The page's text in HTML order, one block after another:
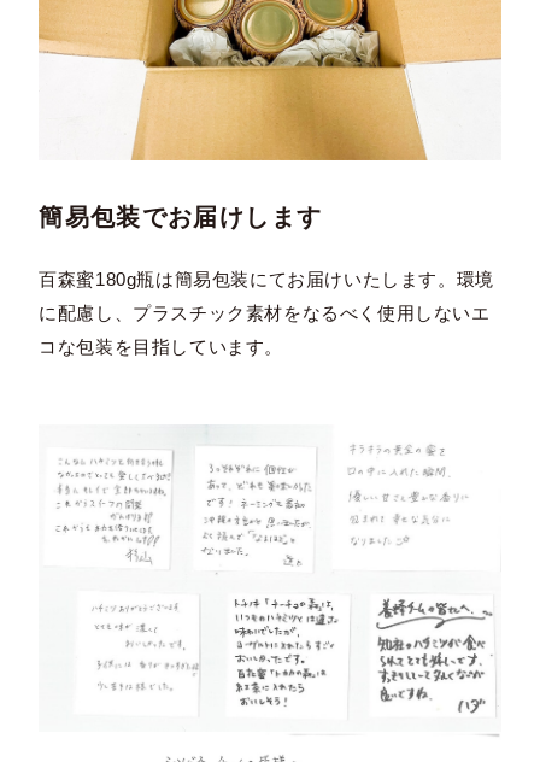
簡易包装でお届けします
百森蜜180g瓶は簡易包装にてお届けいたします。環境
に配慮し、プラスチック素材をなるべく使用しないエ
コな包装を目指しています。